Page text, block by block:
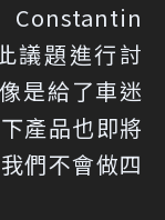
議題進行討
是給了車迷
產品也即將
們不會做四